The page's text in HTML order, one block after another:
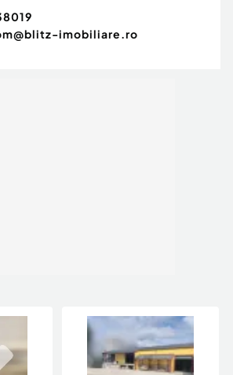
imobiliare.ro